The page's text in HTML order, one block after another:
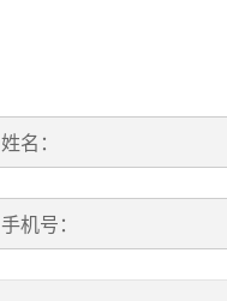
姓名：
手机号：